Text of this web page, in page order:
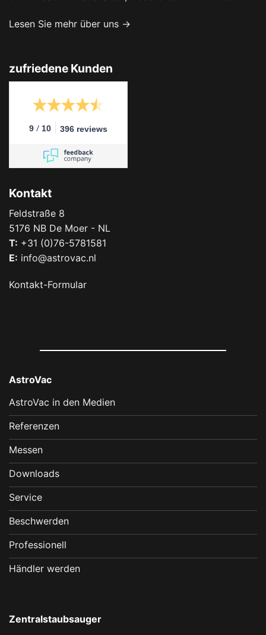
Lesen Sie mehr über uns →
zufriedene Kunden
9 / 10 396 reviews
Kontakt
Feldstraße 8
5176 NB De Moer - NL
T: +31 (0)76-5781581
E: info@astrovac.nl
Kontakt-Formular
AstroVac
AstroVac in den Medien
Referenzen
Messen
Downloads
Service
Beschwerden
Professionell
Händler werden
Zentralstaubsauger